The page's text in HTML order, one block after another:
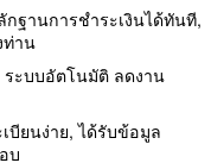
ฐานการชำระเงินได้ทันที,
ท่าน
ระบบอัตโนมัติ ลดงาน
บียนง่าย, ได้รับข้อมูล
บ